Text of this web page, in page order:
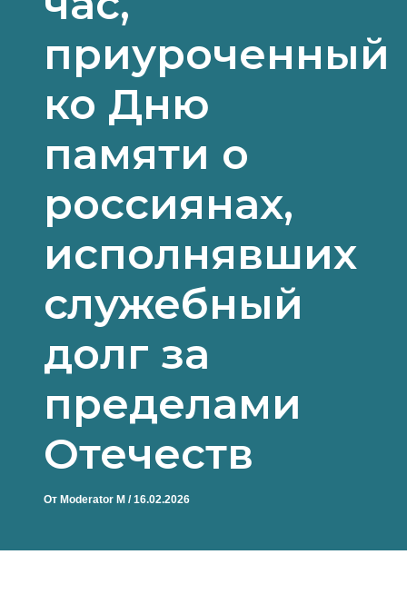
приуроченный
ко Дню
памяти о
россиянах,
исполнявших
служебный
долг за
пределами
Отечеств
От Moderator M /16.02.2026